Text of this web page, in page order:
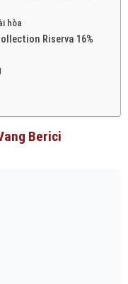
hòa
Riserva 16%
Berici